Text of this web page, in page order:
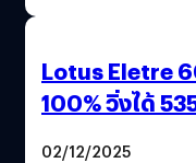
Lotus Eletre
100% วิ่งได้
02/12/2025